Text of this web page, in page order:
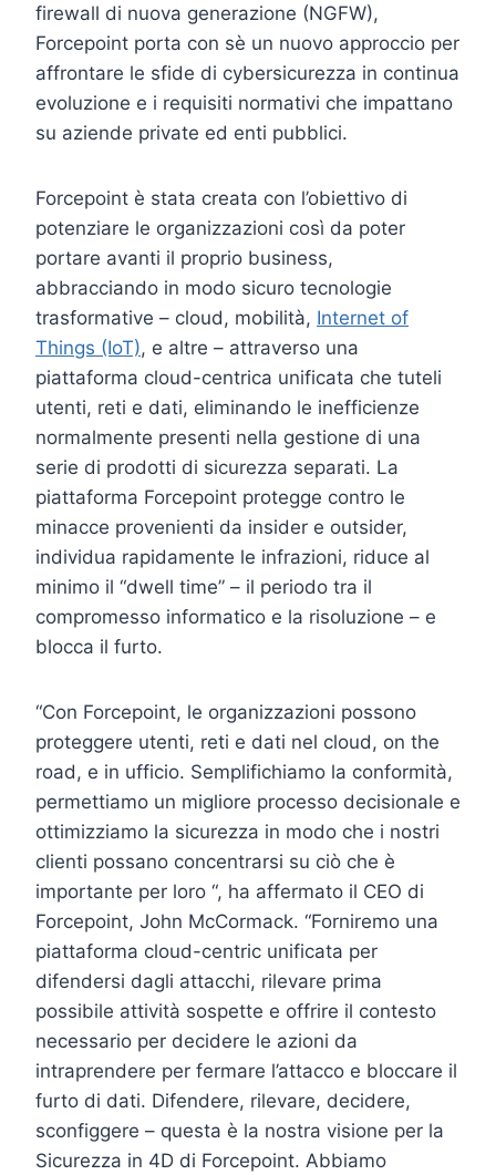
firewall di nuova generazione (NGFW),
Forcepoint porta con sè un nuovo approccio per
affrontare le sfide di cybersicurezza in continua
evoluzione e i requisiti normativi che impattano
su aziende private ed enti pubblici.
Forcepoint è stata creata con l’obiettivo di
potenziare le organizzazioni così da poter
portare avanti il proprio business,
abbracciando in modo sicuro tecnologie
trasformative – cloud, mobilità, Internet of
Things (IoT), e altre – attraverso una
piattaforma cloud-centrica unificata che tuteli
utenti, reti e dati, eliminando le inefficienze
normalmente presenti nella gestione di una
serie di prodotti di sicurezza separati. La
piattaforma Forcepoint protegge contro le
minacce provenienti da insider e outsider,
individua rapidamente le infrazioni, riduce al
minimo il “dwell time” – il periodo tra il
compromesso informatico e la risoluzione – e
blocca il furto.
“Con Forcepoint, le organizzazioni possono
proteggere utenti, reti e dati nel cloud, on the
road, e in ufficio. Semplifichiamo la conformità,
permettiamo un migliore processo decisionale e
ottimizziamo la sicurezza in modo che i nostri
clienti possano concentrarsi su ciò che è
importante per loro “, ha affermato il CEO di
Forcepoint, John McCormack. “Forniremo una
piattaforma cloud-centric unificata per
difendersi dagli attacchi, rilevare prima
possibile attività sospette e offrire il contesto
necessario per decidere le azioni da
intraprendere per fermare l’attacco e bloccare il
furto di dati. Difendere, rilevare, decidere,
sconfiggere – questa è la nostra visione per la
Sicurezza in 4D di Forcepoint. Abbiamo